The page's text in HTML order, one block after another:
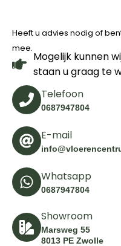
Heeft u advies nodig of
mee.
Mogelijk kunnen
staan u graag te
Telefoon
0687947804
E-mail
Whatsapp
0687947804
Showroom
Marsweg 55
8013 PE Zwolle